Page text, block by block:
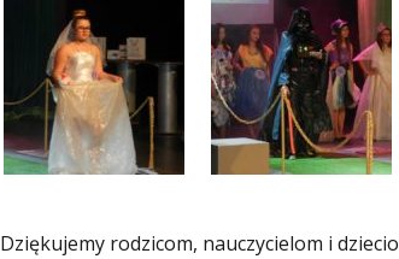
Dziękujemy rodzicom, nauczycielom i